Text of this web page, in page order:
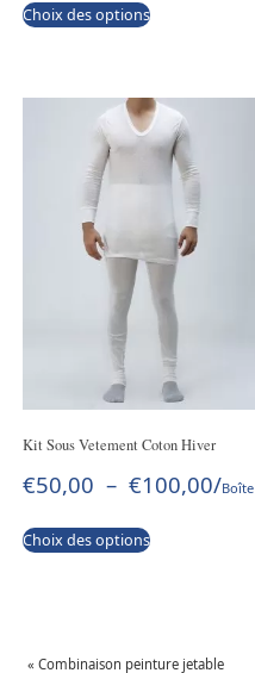
Choix des options
Kit Sous Vetement Coton Hiver
€50,00 – €100,00/Boîte
Choix des options
« Combinaison peinture jetable